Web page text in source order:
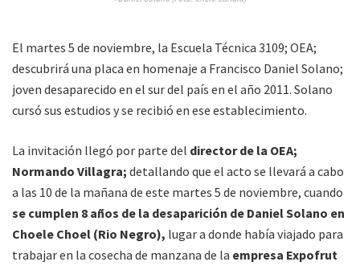
El martes 5 de noviembre, la Escuela Técnica 3109; OEA;
descubrirá una placa en homenaje a Francisco Daniel Solano;
joven desaparecido en el sur del país en el año 2011. Solano
cursó sus estudios y se recibió en ese establecimiento.
La invitación llegó por parte del director de la OEA;
Normando Villagra; detallando que el acto se llevará a cabo
a las 10 de la mañana de este martes 5 de noviembre, cuando
se cumplen 8 años de la desaparición de Daniel Solano en
Choele Choel (Rio Negro), lugar a donde había viajado para
trabajar en la cosecha de manzana de la empresa Expofrut